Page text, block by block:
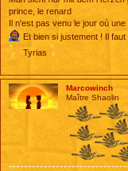
prince, le renard
Il n'est pas venu le jour où
Et bien si justement ! Il
Tyrias
Marcowinch
Maître Shaolin